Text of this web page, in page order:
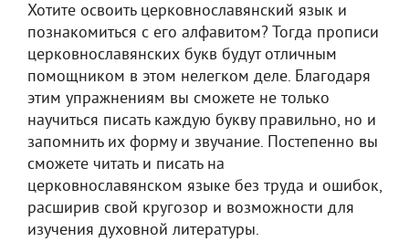
Хотите освоить церковнославянский язык и
познакомиться с его алфавитом? Тогда прописи
церковнославянских букв будут отличным
помощником в этом нелегком деле. Благодаря
этим упражнениям вы сможете не только
научиться писать каждую букву правильно, но и
запомнить их форму и звучание. Постепенно вы
сможете читать и писать на
церковнославянском языке без труда и ошибок,
расширив свой кругозор и возможности для
изучения духовной литературы.